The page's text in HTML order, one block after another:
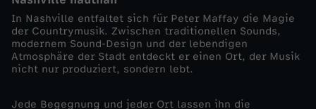
o
p
In Nashville entfaltet sich für Peter Maffay die Magie
der Countrymusik. Zwischen traditionellen Sounds,
modernem Sound-Design und der lebendigen
Atmosphäre der Stadt entdeckt er einen Ort, der Musik
nicht nur produziert, sondern lebt.
Jede Begegnung und jeder Ort lassen ihn die